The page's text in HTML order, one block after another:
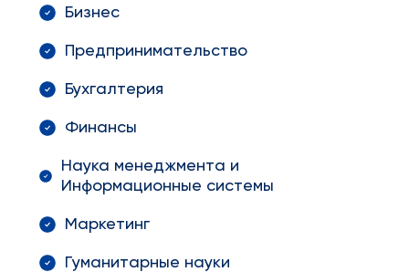
Бизнес
Предпринимательство
Бухгалтерия
Финансы
Наука менеджмента и
Информационные системы
Маркетинг
Гуманитарные науки